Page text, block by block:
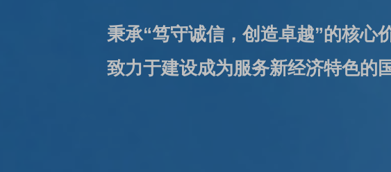
承“笃守诚信，创造卓越”的核心价值观，
力于建设成为服务新经济特色的国际性投资银行
性投资银行